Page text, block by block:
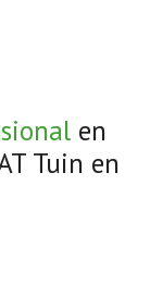
en
Tuin en